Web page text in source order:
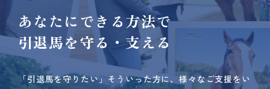
あなたにできる方法で
引退馬を守る・支える
「引退馬を守りたい」そういった方に、様々なご支援をい